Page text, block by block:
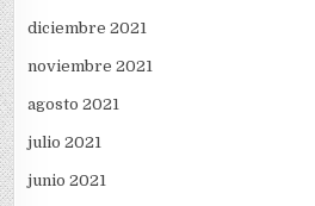
diciembre 2021
noviembre 2021
agosto 2021
julio 2021
junio 2021